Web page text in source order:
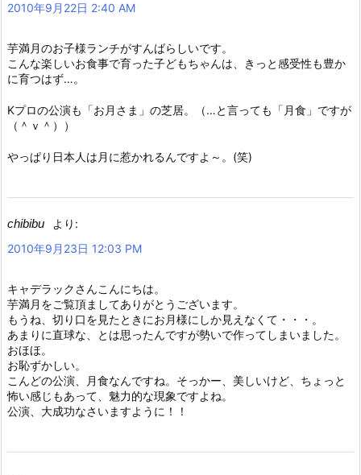
2010年9月22日 2:40 AM
芋満月のお子様ランチがすんばらしいです。
こんな楽しいお食事で育った子どもちゃんは、きっと感受性も豊か
に育つはず…。
Kプロの公演も「お月さま」の芝居。（…と言っても「月食」ですが
（＾ｖ＾））
やっぱり日本人は月に惹かれるんですよ～。(笑)
chibibu
より:
2010年9月23日 12:03 PM
キャデラックさんこんにちは。
芋満月をご覧頂ましてありがとうございます。
もうね、切り口を見たときにお月様にしか見えなくて・・・。
あまりに直球な、とは思ったんですが勢いで作ってしまいました。
おほほ。
お恥ずかしい。
こんどの公演、月食なんですね。そっかー、美しいけど、ちょっと
怖い感じもあって、魅力的な現象ですよね。
公演、大成功なさいますように！！